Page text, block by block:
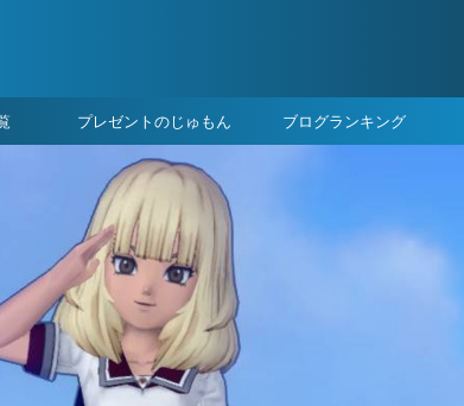
プレゼントのじゅもん ブログランキング